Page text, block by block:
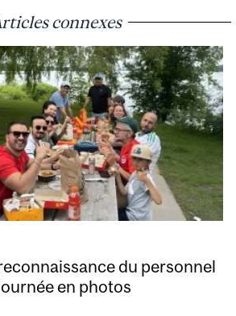
connexes
du personnel
en photos